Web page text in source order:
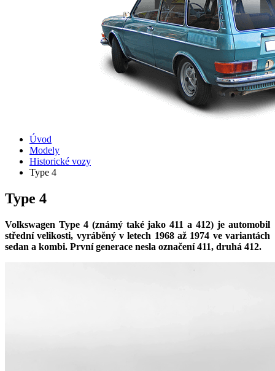
Úvod
Modely
Historické vozy
Type 4
Type 4
Volkswagen Type 4 (známý také jako 411 a 412) je automobil
střední velikosti, vyráběný v letech 1968 až 1974 ve variantách
sedan a kombi. První generace nesla označení 411, druhá 412.